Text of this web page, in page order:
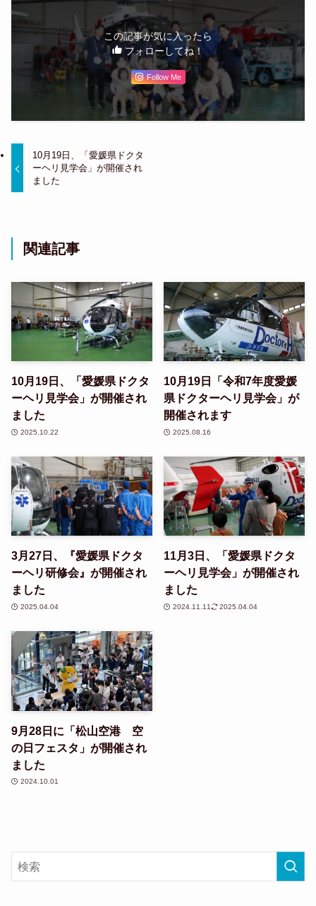
この記事が気に入ったら
フォローしてね！
Follow Me
10月19日、「愛媛県ドクタ
ーヘリ見学会」が開催され
ました
関連記事
10月19日、「愛媛県ドクタ
ーヘリ見学会」が開催され
ました
2025.10.22
10月19日「令和7年度愛媛
県ドクターヘリ見学会」が
開催されます
2025.08.16
3月27日、『愛媛県ドクタ
ーヘリ研修会』が開催され
ました
2025.04.04
11月3日、「愛媛県ドクタ
ーヘリ見学会」が開催され
ました
2024.11.11 2025.04.04
9月28日に「松山空港 空
の日フェスタ」が開催され
ました
2024.10.01